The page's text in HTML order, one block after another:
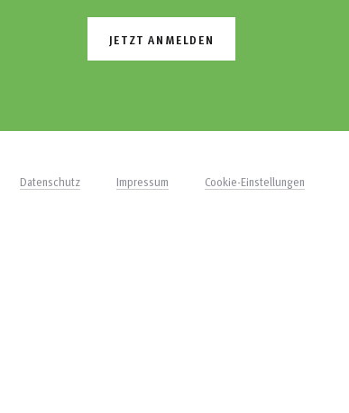
JETZT ANMELDEN
Datenschutz Impressum Cookie-Einstellungen